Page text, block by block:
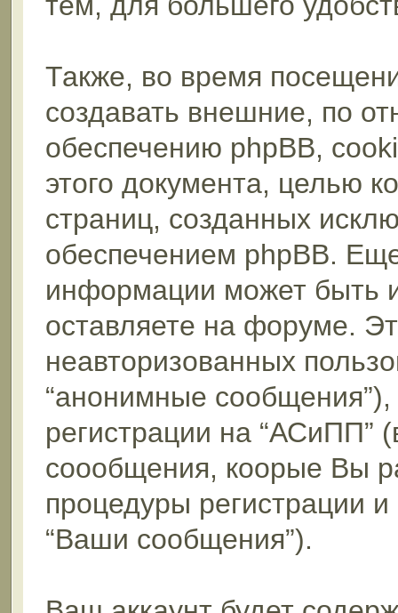
Также, во время
создавать внешние, по
обеспечению phpBB,
этого документа, целью
страниц, созданных
обеспечением phpBB.
информации может быть
оставляете на форуме.
неавторизованных
“анонимные
регистрации на “АСиПП”
соообщения, коорые Вы
процедуры регистрации
“Ваши сообщения”).